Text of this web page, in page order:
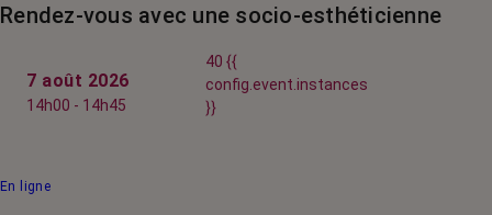
Rendez-vous avec une socio-esthéticienne
7 août 2026
14h00 - 14h45
40 {{
config.event.instances
}}
En ligne